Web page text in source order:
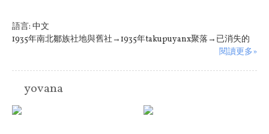
語言: 中文
1935年南北鄒族社地與舊社→1935年takupuyanx聚落→已消失的
閱讀更多»
yovana